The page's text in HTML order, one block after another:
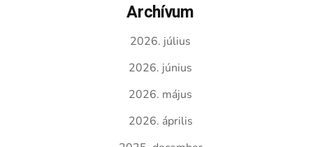
Archívum
2026. július
2026. június
2026. május
2026. április